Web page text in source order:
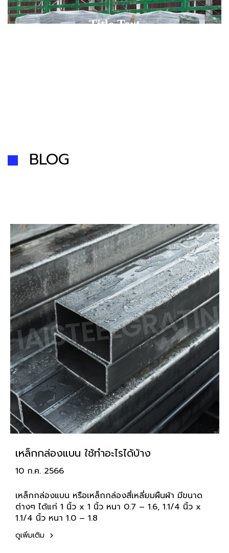
Title Text
Title Text on hover
BLOG
เหล็กกล่องแบน ใช้ทำอะไรได้บ้าง
10 ก.ค. 2566
เหล็กกล่องแบน หรือเหล็กกล่องสี่เหลี่ยมผืนผ้า มีขนาด
ต่างๆ ได้แก่ 1 นิ้ว x 1 นิ้ว หนา 0.7 – 1.6, 1.1/4 นิ้ว x
1.1/4 นิ้ว หนา 1.0 – 1.8
ดูเพิ่มเติม